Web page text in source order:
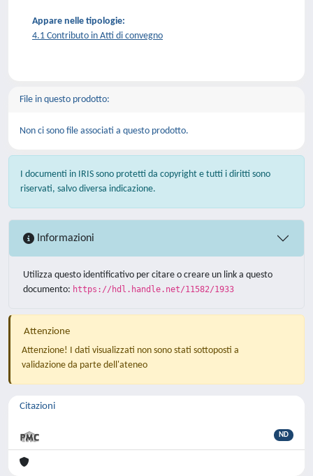
Appare nelle tipologie:
4.1 Contributo in Atti di convegno
File in questo prodotto:
Non ci sono file associati a questo prodotto.
I documenti in IRIS sono protetti da copyright e tutti i diritti sono
riservati, salvo diversa indicazione.
Informazioni
Utilizza questo identificativo per citare o creare un link a questo
documento: https://hdl.handle.net/11582/1933
Attenzione
Attenzione! I dati visualizzati non sono stati sottoposti a
validazione da parte dell'ateneo
Citazioni
ND